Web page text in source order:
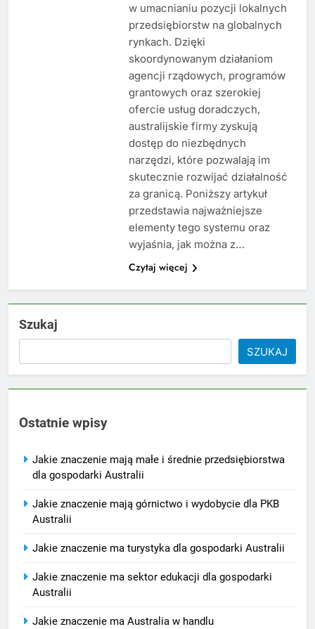
w umacnianiu pozycji lokalnych
przedsiębiorstw na globalnych
rynkach. Dzięki
skoordynowanym działaniom
agencji rządowych, programów
grantowych oraz szerokiej
ofercie usług doradczych,
australijskie firmy zyskują
dostęp do niezbędnych
narzędzi, które pozwalają im
skutecznie rozwijać działalność
za granicą. Poniższy artykuł
przedstawia najważniejsze
elementy tego systemu oraz
wyjaśnia, jak można z…
Czytaj więcej
Szukaj
SZUKAJ
Ostatnie wpisy
Jakie znaczenie mają małe i średnie przedsiębiorstwa
dla gospodarki Australii
Jakie znaczenie mają górnictwo i wydobycie dla PKB
Australii
Jakie znaczenie ma turystyka dla gospodarki Australii
Jakie znaczenie ma sektor edukacji dla gospodarki
Australii
Jakie znaczenie ma Australia w handlu